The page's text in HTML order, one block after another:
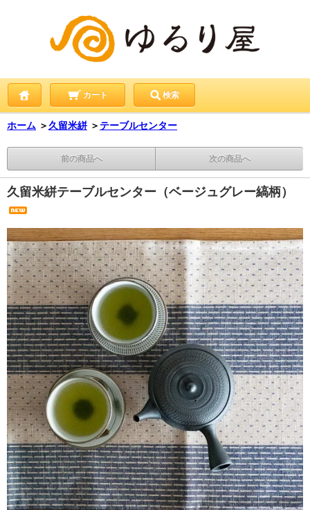
カート 検索
ホーム ＞久留米絣 ＞ テーブルセンター
前の商品へ 次の商品へ
久留米絣テーブルセンター（ベージュグレー縞柄）